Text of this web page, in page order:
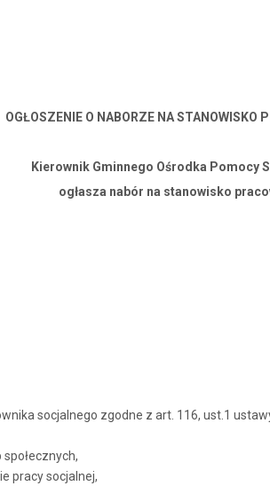
OGŁOSZENIE O NABORZE NA STANOWISKO
Kierownik Gminnego Ośrodka Pomocy
ogłasza nabór na stanowisko
socjalnego zgodne z art. 116, ust.1
pracy socjalnej,